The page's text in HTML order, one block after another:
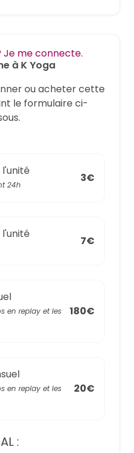
Je me connecte.
à K Yoga
ou acheter cette
le formulaire ci-
24h
3€
7€
en replay et les
180€
en replay et les
20€
: